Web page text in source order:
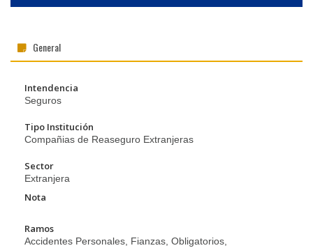
General
Intendencia
Seguros
Tipo Institución
Compañias de Reaseguro Extranjeras
Sector
Extranjera
Nota
Ramos
Accidentes Personales, Fianzas, Obligatorios,